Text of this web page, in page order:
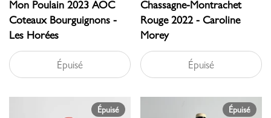
Mon Poulain 2023 AOC
Coteaux Bourguignons -
Les Horées
Épuisé
Chassagne-Montrachet
Rouge 2022 - Caroline
Morey
Épuisé
Épuisé Épuisé